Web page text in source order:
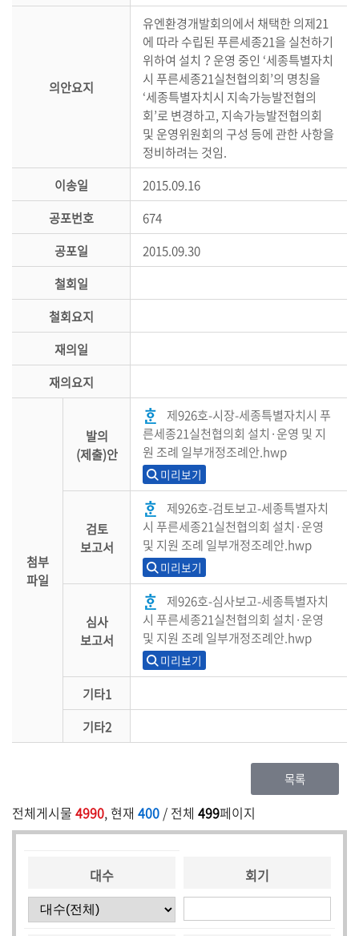
개
의안요지
유엔환경개발회의에서 채택한 의제21
에 따라 수립된 푸른세종21을 실천하기
위하여 설치？운영 중인 ‘세종특별자치
시 푸른세종21실천협의회’의 명칭을
‘세종특별자치시 지속가능발전협의
회’로 변경하고, 지속가능발전협의회
및 운영위원회의 구성 등에 관한 사항을
정비하려는 것임.
이송일
2015.09.16
공포번호
674
공포일
2015.09.30
철회일
철회요지
재의일
재의요지
첨부
파일
발의
(제출)안
제926호-시장-세종특별자치시 푸
른세종21실천협의회 설치·운영 및 지
원 조례 일부개정조례안.hwp
미리보기
검토
보고서
제926호-검토보고-세종특별자치
시 푸른세종21실천협의회 설치·운영
및 지원 조례 일부개정조례안.hwp
미리보기
심사
보고서
제926호-심사보고-세종특별자치
시 푸른세종21실천협의회 설치·운영
및 지원 조례 일부개정조례안.hwp
미리보기
기타1
기타2
목록
전체게시물 4990, 현재 400 / 전체 499페이지
대수 회기